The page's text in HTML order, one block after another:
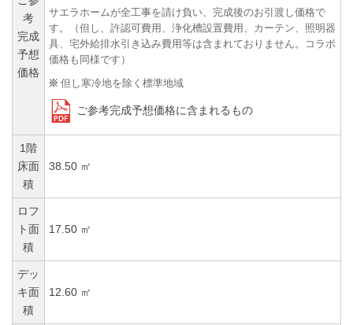
考
完成
予想
価格
サエラホームが全工事を請け負い、完成後のお引渡し価格で
す。（但し、許認可費用、浄化槽設置費用、カーテン、照明器
具、宅外給排水引き込み費用等は含まれておりません。コラボ
価格も同様です）
但し寒冷地を除く標準地域
ご参考完成予想価格に含まれるもの
1階
床面
積
38.50 ㎡
ロフ
ト面
積
17.50 ㎡
デッ
キ面
積
12.60 ㎡